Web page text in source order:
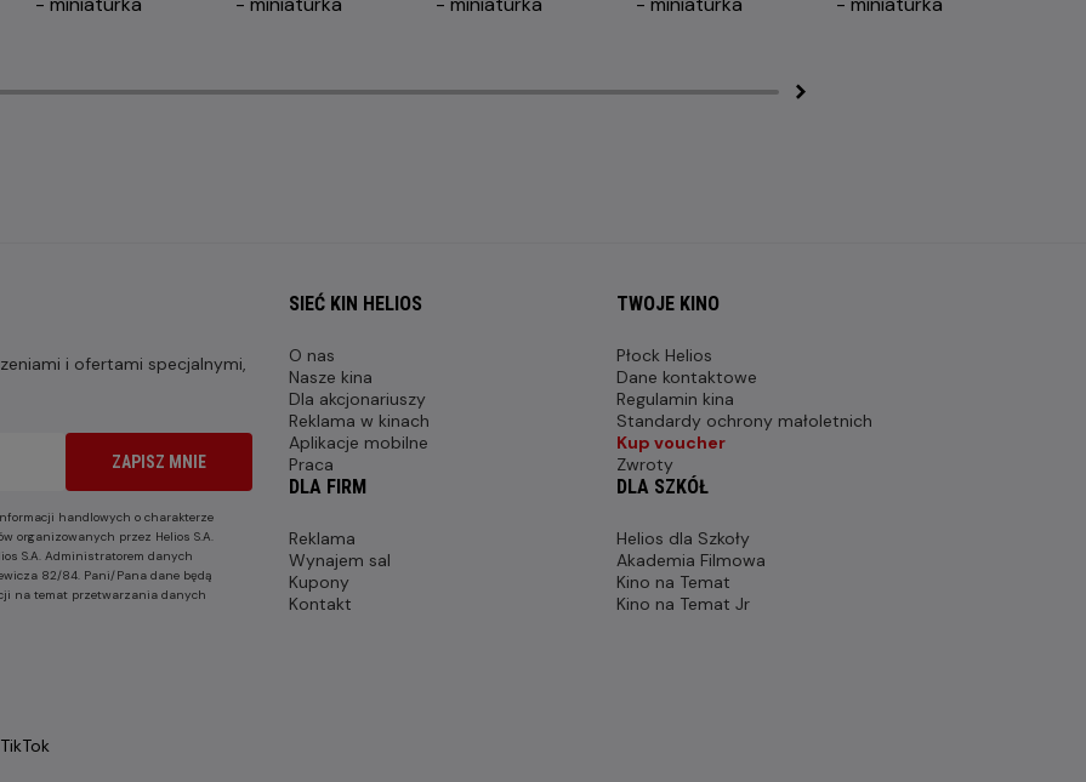
i ofertami specjalnymi,
ZAPISZ MNIE
handlowych o charakterze
organizowanych przez Helios S.A.
S.A. Administratorem danych
82/84. Pani/Pana dane będą
na temat przetwarzania danych
TikTok
SIEĆ KIN HELIOS
O nas
Nasze kina
Dla akcjonariuszy
Reklama w kinach
Aplikacje mobilne
Praca
TWOJE KINO
Płock Helios
Dane kontaktowe
Regulamin kina
Standardy ochrony małoletnich
Kup voucher
Zwroty
DLA FIRM
Reklama
Wynajem sal
Kupony
Kontakt
DLA SZKÓŁ
Helios dla Szkoły
Akademia Filmowa
Kino na Temat
Kino na Temat Jr